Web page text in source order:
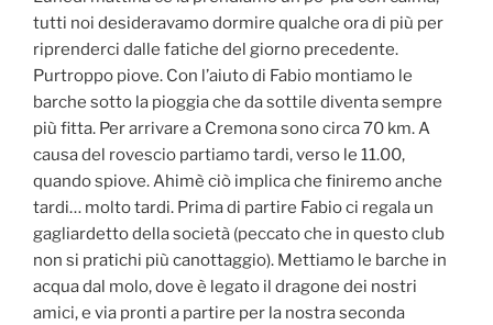
tutti noi desideravamo dormire qualche ora di più per
riprenderci dalle fatiche del giorno precedente.
Purtroppo piove. Con l’aiuto di Fabio montiamo le
barche sotto la pioggia che da sottile diventa sempre
più fitta. Per arrivare a Cremona sono circa 70 km. A
causa del rovescio partiamo tardi, verso le 11.00,
quando spiove. Ahimè ciò implica che finiremo anche
tardi… molto tardi. Prima di partire Fabio ci regala un
gagliardetto della società (peccato che in questo club
non si pratichi più canottaggio). Mettiamo le barche in
acqua dal molo, dove è legato il dragone dei nostri
amici, e via pronti a partire per la nostra seconda